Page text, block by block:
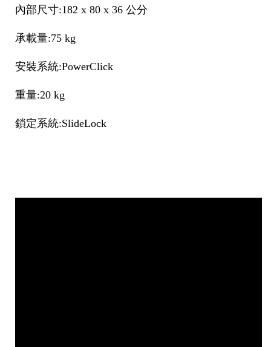
內部尺寸:182 x 80 x 36 公分
承載量:75 kg
安裝系統:PowerClick
重量:20 kg
鎖定系統:SlideLock